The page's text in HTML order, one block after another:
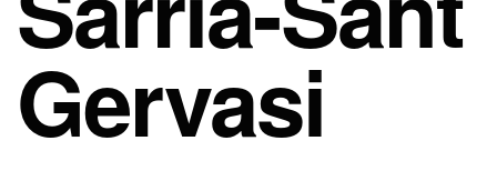
Gervasi